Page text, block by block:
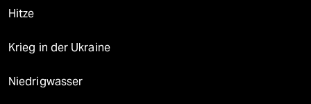
Hitze
Krieg in der Ukraine
Niedrigwasser